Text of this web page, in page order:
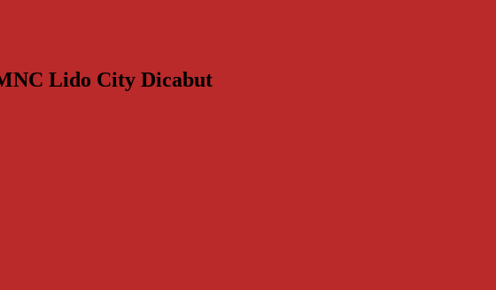
Lido City Dicabut